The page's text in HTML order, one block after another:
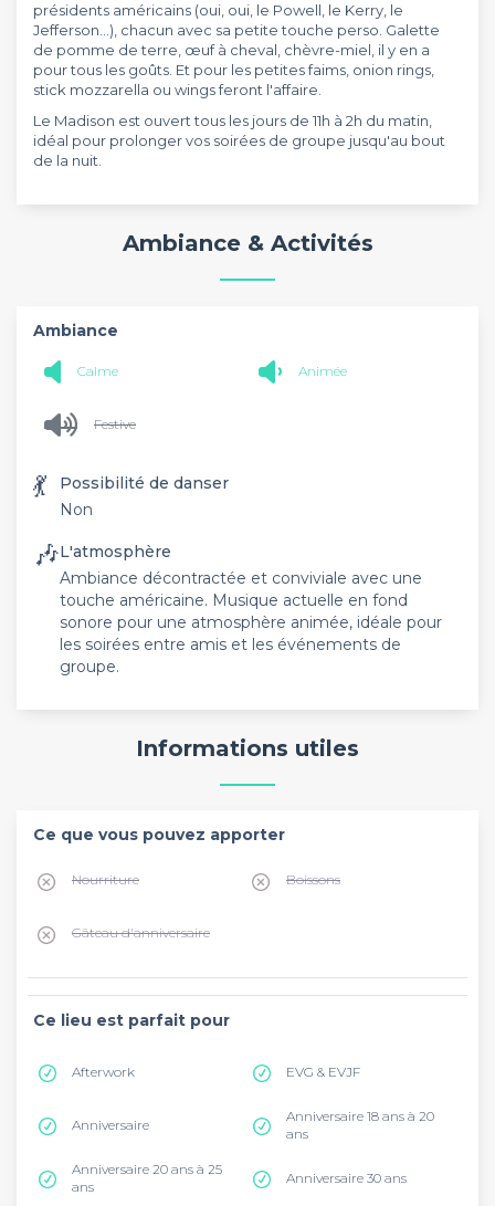
présidents américains (oui, oui, le Powell, le Kerry, le
Jefferson…), chacun avec sa petite touche perso. Galette
de pomme de terre, œuf à cheval, chèvre-miel, il y en a
pour tous les goûts. Et pour les petites faims, onion rings,
stick mozzarella ou wings feront l'affaire.
Le Madison est ouvert tous les jours de 11h à 2h du matin,
idéal pour prolonger vos soirées de groupe jusqu'au bout
de la nuit.
Ambiance & Activités
Ambiance
Calme Animée
Festive
💃
Possibilité de danser
Non
🎶L'atmosphère
Ambiance décontractée et conviviale avec une
touche américaine. Musique actuelle en fond
sonore pour une atmosphère animée, idéale pour
les soirées entre amis et les événements de
groupe.
Informations utiles
Ce que vous pouvez apporter
Nourriture Boissons
Gâteau d'anniversaire
Ce lieu est parfait pour
Afterwork EVG & EVJF
Anniversaire
Anniversaire 18 ans à 20
ans
Anniversaire 20 ans à 25
ans
Anniversaire 30 ans